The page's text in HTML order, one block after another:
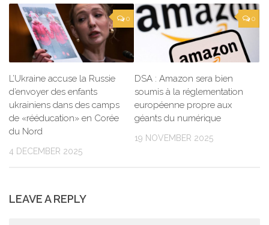
0
L’Ukraine accuse la Russie
d’envoyer des enfants
ukrainiens dans des camps
de «rééducation» en Corée
du Nord
4 DECEMBER 2025
0
DSA : Amazon sera bien
soumis à la réglementation
européenne propre aux
géants du numérique
19 NOVEMBER 2025
LEAVE A REPLY